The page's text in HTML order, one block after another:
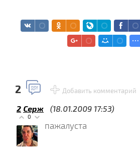
2 Добавить комментарий
2 Серж (18.01.2009 17:53)
0
пажалуста